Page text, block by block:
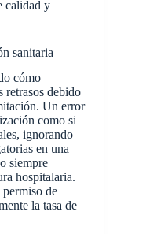
calidad y
sanitaria
cómo
retrasos debido
Un error
como si
ignorando
en una
siempre
hospitalaria.
de
la tasa de